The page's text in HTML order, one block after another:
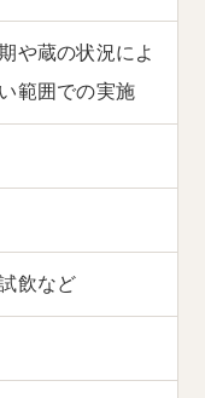
や蔵の状況によ
範囲での実施
飲など